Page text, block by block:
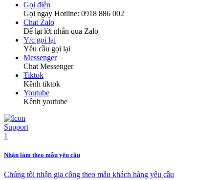
Gọi điện
Gọi ngay Hotline: 0918 886 002
Chat Zalo
Để lại lời nhắn qua Zalo
Y/c gọi lại
Yêu cầu gọi lại
Messenger
Chat Messenger
Tiktok
Kênh tiktok
Youtube
Kênh youtube
Nhận làm theo mẫu yêu cầu
Chúng tôi nhận gia công theo mẫu khách hàng yêu cầu